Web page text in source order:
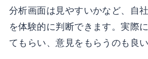
分析画面は見やすいかなど、自
を体験的に判断できます。実際
てもらい、意見をもらうのも良い